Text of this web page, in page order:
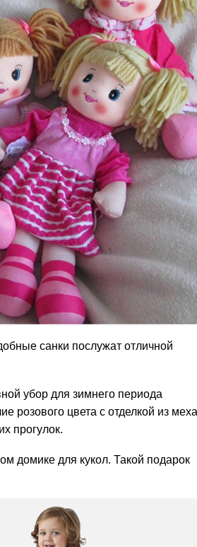
санки послужат отличной
убор для зимнего периода
розового цвета с отделкой из
прогулок.
домике для кукол. Такой подарок